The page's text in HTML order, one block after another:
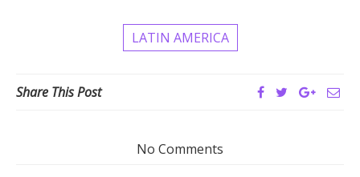
LATIN AMERICA
Share This Post
No Comments